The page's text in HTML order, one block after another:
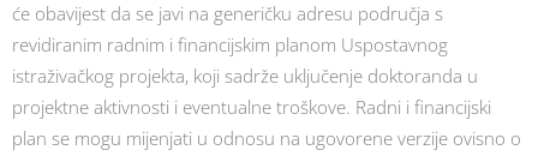
će obavijest da se javi na generičku adresu područja s
revidiranim radnim i financijskim planom Uspostavnog
istraživačkog projekta, koji sadrže uključenje doktoranda u
projektne aktivnosti i eventualne troškove. Radni i financijski
plan se mogu mijenjati u odnosu na ugovorene verzije ovisno o